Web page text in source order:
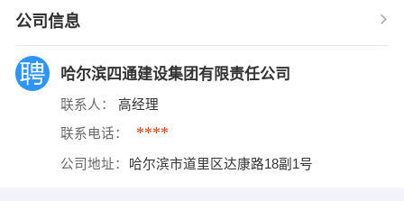
公司信息
哈尔滨四通建设集团有限责任公司
联系人： 高经理
联系电话： ****
公司地址： 哈尔滨市道里区达康路18副1号